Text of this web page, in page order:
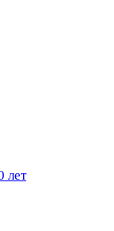
лет